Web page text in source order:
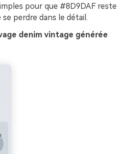
pour que #8D9DAF reste
se perdre dans le détail.
denim vintage générée